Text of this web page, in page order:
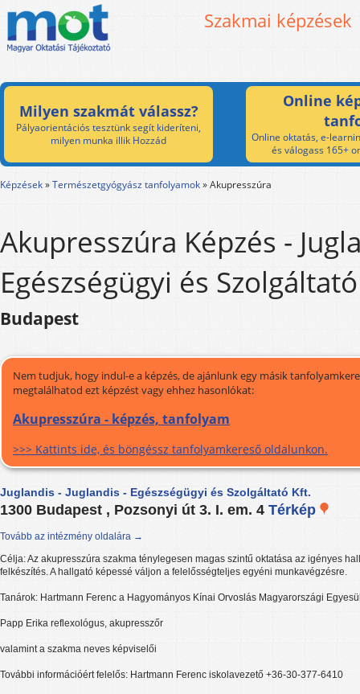
Szakmai képzések
Milyen szakmát válassz?
Pályaorientációs tesztünk segít kideríteni,
milyen munka illik Hozzád
Online
Online oktatás, e-
és válogass 165+
Képzések»Természetgyógyász tanfolyamok»Akupresszúra
Akupresszúra Képzés -
Egészségügyi és
Budapest
Nem tudjuk, hogy indul-e a képzés, de ajánlunk egy másik
megtalálhatod ezt képzést vagy ehhez hasonlókat:
Akupresszúra - képzés, tanfolyam
>>> Kattints ide, és böngéssz tanfolyamkereső oldalunkon.
Juglandis - Juglandis - Egészségügyi és Szolgáltató Kft.
1300 Budapest , Pozsonyi út 3. I. em. 4 Térkép
Tovább az intézmény oldalára →
Célja: Az akupresszúra szakma ténylegesen magas szintű oktatása az igényes
felkészítés. A hallgató képessé váljon a felelősségteljes egyéni munkavégzésre.
Tanárok: Hartmann Ferenc a Hagyományos Kínai Orvoslás Magyarországi
Papp Erika reflexológus, akupresszőr
valamint a szakma neves képviselői
További információért felelős: Hartmann Ferenc iskolavezető +36-30-377-6410